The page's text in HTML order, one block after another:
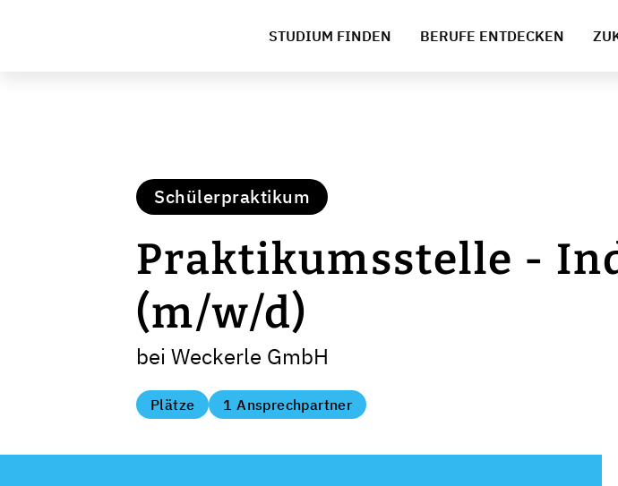
STUDIUM FINDEN BERUFE ENTDECKEN
Schülerpraktikum
Praktikumsstelle -
(m/w/d)
bei Weckerle GmbH
Plätze 1 Ansprechpartner